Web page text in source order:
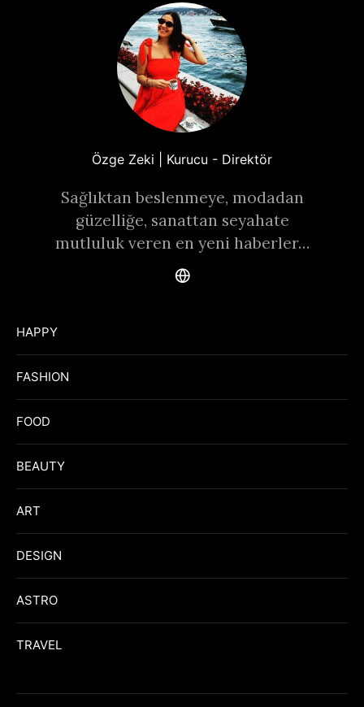
Özge Zeki | Kurucu - Direktör
Sağlıktan beslenmeye, modadan
güzelliğe, sanattan seyahate
mutluluk veren en yeni haberler…
HAPPY
FASHION
FOOD
BEAUTY
ART
DESIGN
ASTRO
TRAVEL